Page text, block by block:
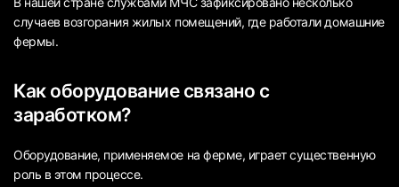
случаев возгорания жилых помещений, где работали домашние
фермы.
Как оборудование связано с
заработком?
Оборудование, применяемое на ферме, играет существенную
роль в этом процессе.